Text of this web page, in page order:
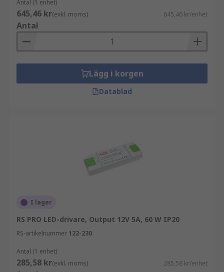
Antal (1 enhet)
645,46 kr(exkl. moms) 645,46 kr/enhet
Antal
Lägg i korgen
Datablad
I lager
RS PRO LED-drivare, Output 12V 5A, 60 W IP20
RS-artikelnummer 122-230
Antal (1 enhet)
285,58 kr(exkl. moms) 285,58 kr/enhet